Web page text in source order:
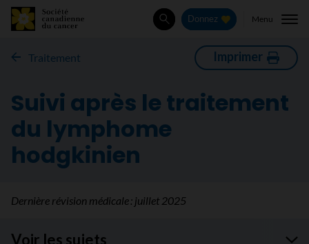
Rechercher
Donnez Menu
Traitement Imprimer
Suivi après le traitement
du lymphome
hodgkinien
Dernière révision médicale : juillet 2025
Voir les sujets